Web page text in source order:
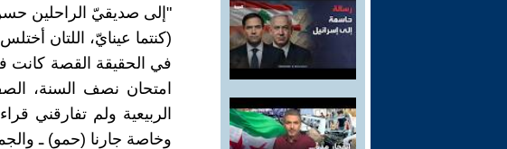
"إلى صديقيّ الراحلين
(كنتما عينايّ، اللتان
في الحقيقة القصة
امتحان نصف السنة،
الربيعية ولم تفارقني
وخاصة جارنا (حمو) ـ